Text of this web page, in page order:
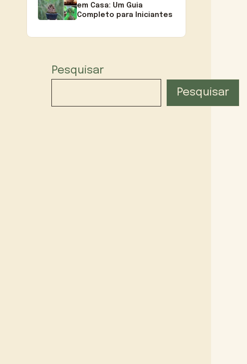
em Casa: Um Guia
Completo para Iniciantes
Pesquisar
Pesquisar